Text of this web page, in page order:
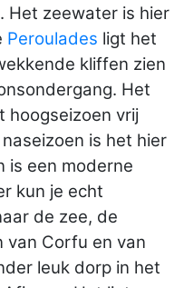
Het zeewater is hier
Peroulades ligt het
kliffen zien
Het
hoogseizoen vrij
is het hier
is een moderne
kun je echt
de zee, de
van Corfu en van
leuk dorp in het